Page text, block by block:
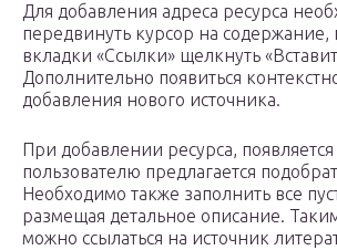
Для добавления адреса ресурса
передвинуть курсор на
вкладки «Ссылки» щелкнуть
Дополнительно появиться
добавления нового источника.
При добавлении ресурса, появляется
пользователю предлагается
Необходимо также заполнить все
размещая детальное описание.
можно ссылаться на источник